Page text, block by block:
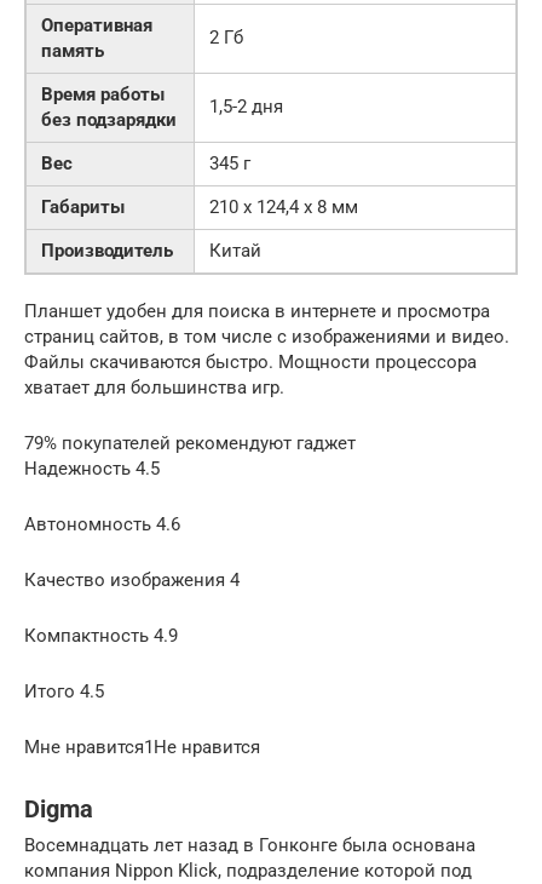
Оперативная
память
2 Гб
Время работы
без подзарядки
1,5-2 дня
Вес
345 г
Габариты
210 x 124,4 x 8 мм
Производитель
Китай
Планшет удобен для поиска в интернете и просмотра
страниц сайтов, в том числе с изображениями и видео.
Файлы скачиваются быстро. Мощности процессора
хватает для большинства игр.
79% покупателей рекомендуют гаджет
Надежность 4.5
Автономность 4.6
Качество изображения 4
Компактность 4.9
Итого 4.5
Мне нравится1Не нравится
Digma
Восемнадцать лет назад в Гонконге была основана
компания Nippon Klick, подразделение которой под